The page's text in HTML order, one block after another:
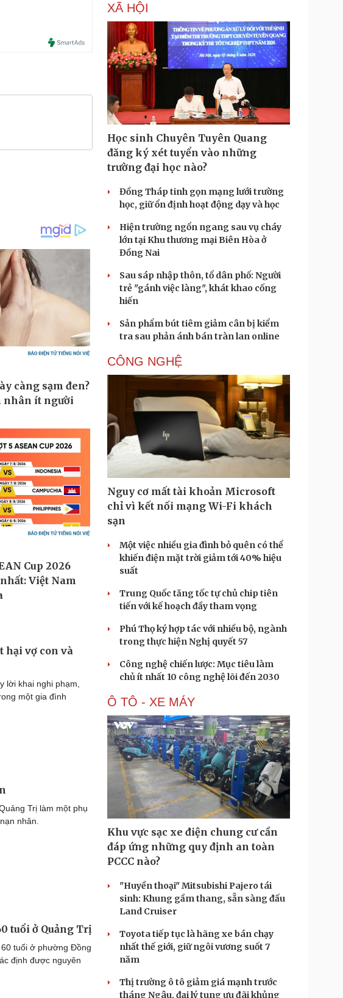
hại vợ con và
lời khai nghi phạm,
một gia đình
Trị làm một phụ
nhân.
tuổi ở Quảng Trị
tuổi ở phường Đồng
định được nguyên
XÃ HỘI
Học sinh Chuyên Tuyên Quang
đăng ký xét tuyển vào những
trường đại học nào?
Đồng Tháp tinh gọn mạng lưới trường
học, giữ ổn định hoạt động dạy và học
Hiện trường ngổn ngang sau vụ cháy
lớn tại Khu thương mại Biên Hòa ở
Đồng Nai
Sau sáp nhập thôn, tổ dân phố: Người
trẻ "gánh việc làng", khát khao cống
hiến
Sản phẩm bút tiêm giảm cân bị kiểm
tra sau phản ánh bán tràn lan online
CÔNG NGHỆ
Nguy cơ mất tài khoản Microsoft
chỉ vì kết nối mạng Wi-Fi khách
sạn
Một việc nhiều gia đình bỏ quên có thể
khiến điện mặt trời giảm tới 40% hiệu
suất
Trung Quốc tăng tốc tự chủ chip tiên
tiến với kế hoạch đầy tham vọng
Phú Thọ ký hợp tác với nhiều bộ, ngành
trong thực hiện Nghị quyết 57
Công nghệ chiến lược: Mục tiêu làm
chủ ít nhất 10 công nghệ lõi đến 2030
Ô TÔ - XE MÁY
Khu vực sạc xe điện chung cư cần
đáp ứng những quy định an toàn
PCCC nào?
"Huyền thoại" Mitsubishi Pajero tái
sinh: Khung gầm thang, sẵn sàng đấu
Land Cruiser
Toyota tiếp tục là hãng xe bán chạy
nhất thế giới, giữ ngôi vương suốt 7
năm
Thị trường ô tô giảm giá mạnh trước
tháng Ngâu, đại lý tung ưu đãi khủng